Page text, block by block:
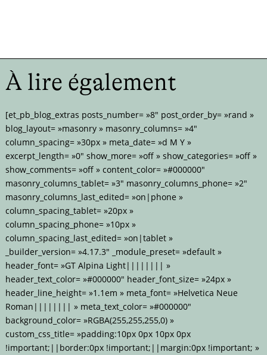
À lire également
[et_pb_blog_extras posts_number= »8″ post_order_by= »rand »
blog_layout= »masonry » masonry_columns= »4″
column_spacing= »30px » meta_date= »d M Y »
excerpt_length= »0″ show_more= »off » show_categories= »off »
show_comments= »off » content_color= »#000000″
masonry_columns_tablet= »3″ masonry_columns_phone= »2″
masonry_columns_last_edited= »on|phone »
column_spacing_tablet= »20px »
column_spacing_phone= »10px »
column_spacing_last_edited= »on|tablet »
_builder_version= »4.17.3″ _module_preset= »default »
header_font= »GT Alpina Light|||||||| »
header_text_color= »#000000″ header_font_size= »24px »
header_line_height= »1.1em » meta_font= »Helvetica Neue
Roman|||||||| » meta_text_color= »#000000″
background_color= »RGBA(255,255,255,0) »
custom_css_title= »padding:10px 0px 10px 0px
!important;||border:0px !important;||margin:0px !important; »